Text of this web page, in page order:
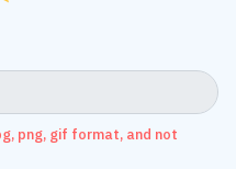
png, gif format, and not